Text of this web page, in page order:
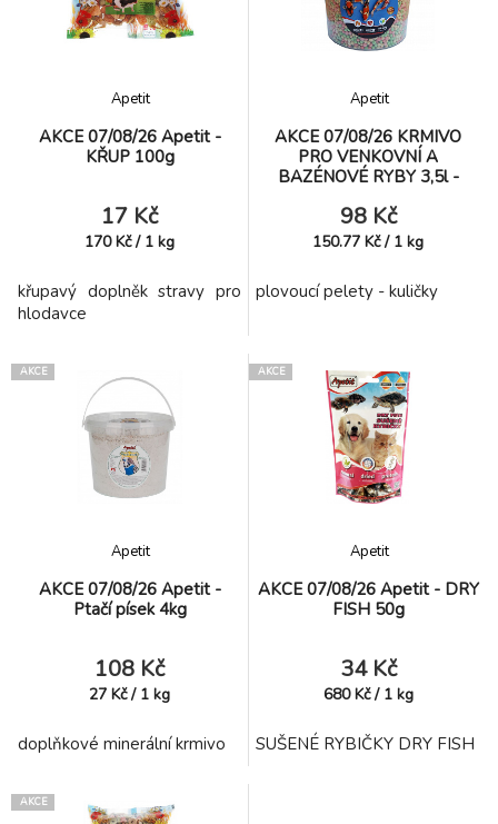
AKCE 07/08/26 Apetit -
KŘUP 100g
Apetit
17 Kč
170 Kč / 1 kg
křupavý doplněk stravy pro
hlodavce
AKCE 07/08/26 KRMIVO
PRO VENKOVNÍ A
BAZÉNOVÉ RYBY 3,5l -
Apetit
98 Kč
150.77 Kč / 1 kg
plovoucí pelety - kuličky
AKCE
AKCE 07/08/26 Apetit -
Ptačí písek 4kg
Apetit
108 Kč
27 Kč / 1 kg
doplňkové minerální krmivo
AKCE
AKCE 07/08/26 Apetit - DRY
FISH 50g
Apetit
34 Kč
680 Kč / 1 kg
SUŠENÉ RYBIČKY DRY FISH
AKCE